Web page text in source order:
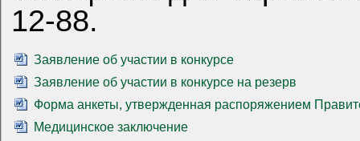
12-88.
Заявление об участии в конкурсе
Заявление об участии в конкурсе на резерв
Форма анкеты, утвержденная распоряжением
Медицинское заключение